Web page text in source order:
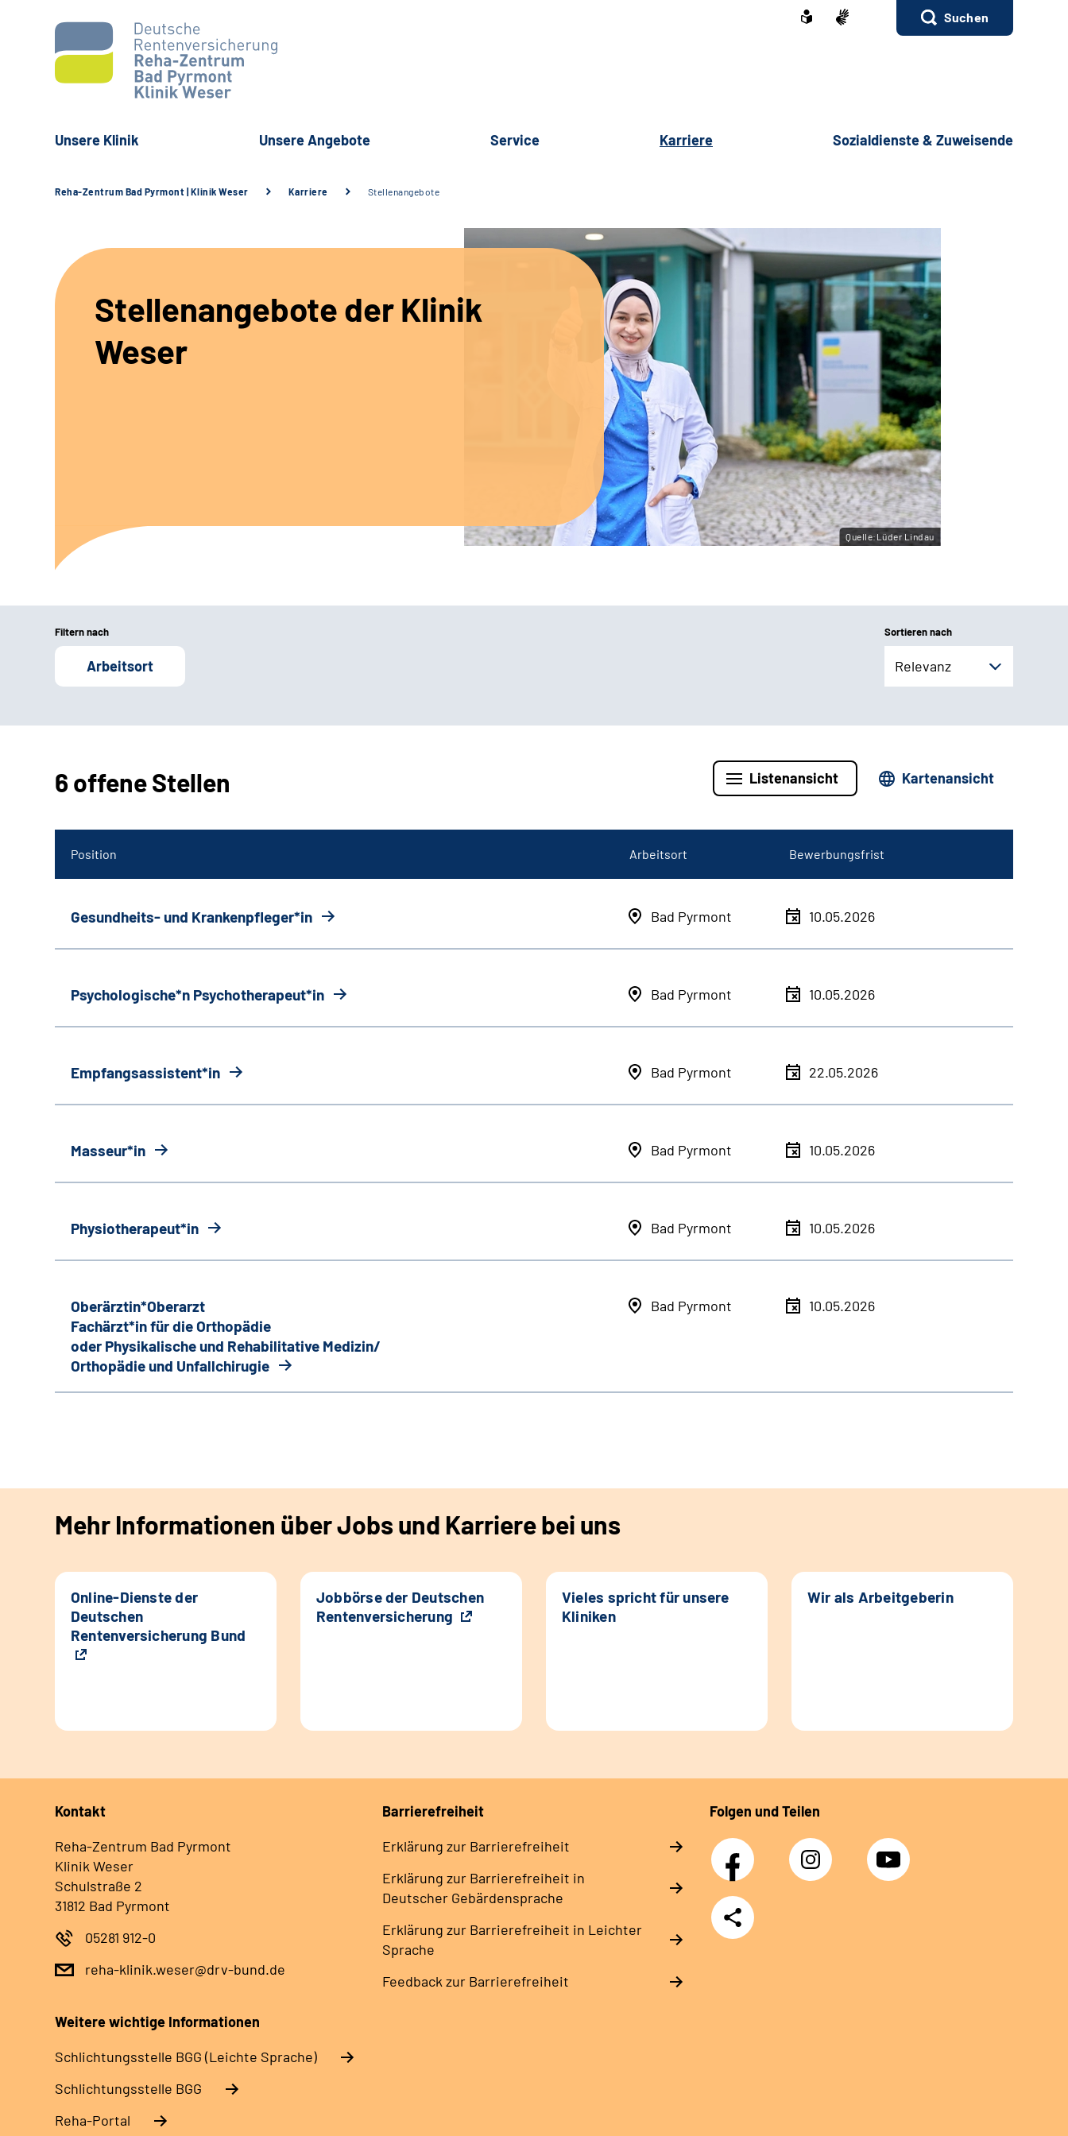
Suchen
Unsere Klinik Unsere Angebote Service Karriere Sozialdienste & Zuweisende
Reha-Zentrum Bad Pyrmont | Klinik Weser Karriere Stellenangebote
Stellenangebote der Klinik
Weser
Quelle:Lüder Lindau
Filtern nach
Arbeitsort
Sortieren nach
Relevanz
6 offene Stellen Listenansicht Kartenansicht
Position Arbeitsort Bewerbungsfrist
Gesundheits- und Krankenpfleger*in Bad Pyrmont 10.05.2026
Psychologische*n Psychotherapeut*in Bad Pyrmont 10.05.2026
Empfangsassistent*in Bad Pyrmont 22.05.2026
Masseur*in Bad Pyrmont 10.05.2026
Physiotherapeut*in Bad Pyrmont 10.05.2026
Oberärztin*Oberarzt
Fachärzt*in für die Orthopädie
oder Physikalische und Rehabilitative Medizin/
Orthopädie und Unfallchirugie
Bad Pyrmont 10.05.2026
Mehr Informationen über Jobs und Karriere bei uns
Online-Dienste der
Deutschen
Rentenversicherung Bund
Jobbörse der Deutschen
Rentenversicherung
Vieles spricht für unsere
Kliniken
Wir als Arbeitgeberin
Kontakt
Reha-Zentrum Bad Pyrmont
Klinik Weser
Schulstraße 2
31812 Bad Pyrmont
05281 912-0
reha-klinik.weser@drv-bund.de
Barrierefreiheit
Erklärung zur Barrierefreiheit
Erklärung zur Barrierefreiheit in
Deutscher Gebärdensprache
Erklärung zur Barrierefreiheit in Leichter
Sprache
Feedback zur Barrierefreiheit
Folgen und Teilen
Facebook Instagram YouTube
Teilen
Weitere wichtige Informationen
Schlich­tungs­stel­le BGG (Leichte Sprache)
Schlich­tungs­stel­le BGG
Reha-Portal